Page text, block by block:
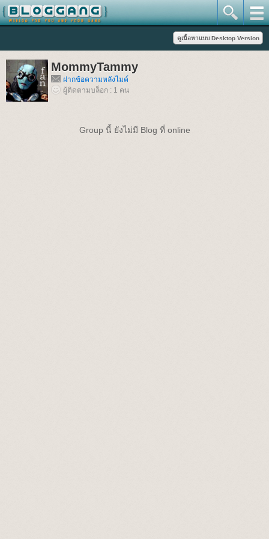
MommyTammy
ฝากข้อความหลังไมค์
ผู้ติดตามบล็อก : 1 คน
Group นี้ ยังไม่มี Blog ที่ online